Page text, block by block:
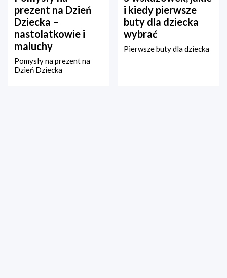
prezent na Dzień
Dziecka –
nastolatkowie i
maluchy
Pomysły na prezent na
Dzień Dziecka
i kiedy pierwsze
buty dla dziecka
wybrać
Pierwsze buty dla dziecka